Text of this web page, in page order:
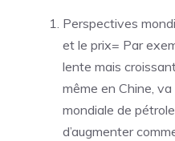
Perspectives
et le prix= Par
lente mais
même en Chine,
mondiale de
d’augmenter